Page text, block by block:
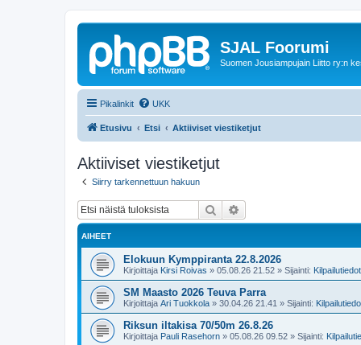
SJAL Foorumi
Suomen Jousiampujain Liitto ry:n
Pikalinkit UKK
Etusivu Etsi Aktiiviset viestiketjut
Aktiiviset viestiketjut
Siirry tarkennettuun hakuun
Etsi
AIHEET
Elokuun Kymppiranta 22.8.2026
Kirjoittaja Kirsi Roivas » 05.08.26 21.52 » Sijainti:
SM Maasto 2026 Teuva Parra
Kirjoittaja Ari Tuokkola » 30.04.26 21.41 » Sijainti:
Riksun iltakisa 70/50m 26.8.26
Kirjoittaja Pauli Rasehorn » 05.08.26 09.52 » Sijainti: